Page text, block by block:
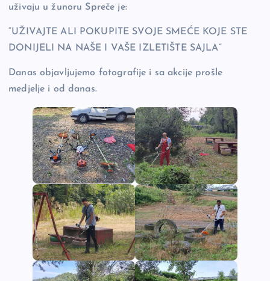
uživaju u žunoru Spreče je:
“UŽIVAJTE ALI POKUPITE SVOJE SMEĆE KOJE STE
DONIJELI NA NAŠE I VAŠE IZLETIŠTE SAJLA”
Danas objavljujemo fotografije i sa akcije prošle
medjelje i od danas.